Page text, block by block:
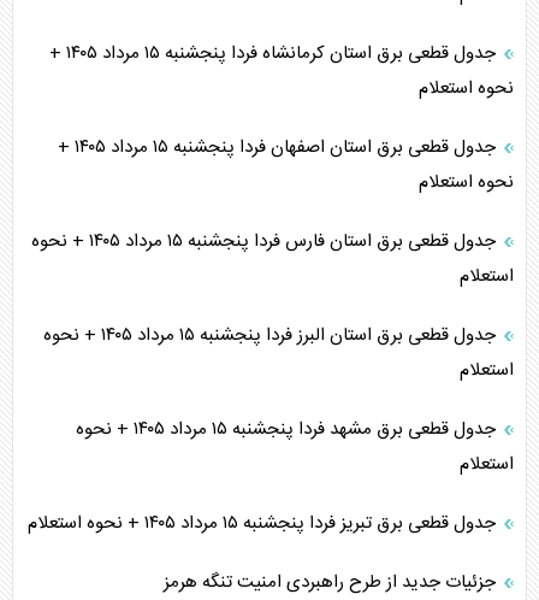
جدول قطعی برق استان کرمانشاه فردا پنجشنبه ۱۵ مرداد ۱۴۰۵ +
نحوه استعلام
جدول قطعی برق استان اصفهان فردا پنجشنبه ۱۵ مرداد ۱۴۰۵ +
نحوه استعلام
جدول قطعی برق استان فارس فردا پنجشنبه ۱۵ مرداد ۱۴۰۵ + نحوه
استعلام
جدول قطعی برق استان البرز فردا پنجشنبه ۱۵ مرداد ۱۴۰۵ + نحوه
استعلام
جدول قطعی برق مشهد فردا پنجشنبه ۱۵ مرداد ۱۴۰۵ + نحوه
استعلام
جدول قطعی برق تبریز فردا پنجشنبه ۱۵ مرداد ۱۴۰۵ + نحوه استعلام
جزئیات جدید از طرح راهبردی امنیت تنگه هرمز